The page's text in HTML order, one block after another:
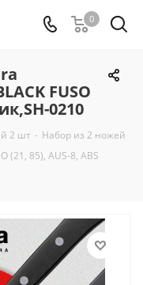
0
FUSO
0210
2 шт - Набор из 2 ножей
(21, 85), AUS-8, ABS